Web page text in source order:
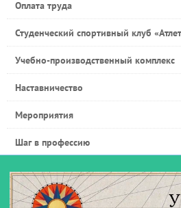
Оплата труда
Студенческий спортивный клуб
Учебно-производственный комплекс
Наставничество
Мероприятия
Шаг в профессию